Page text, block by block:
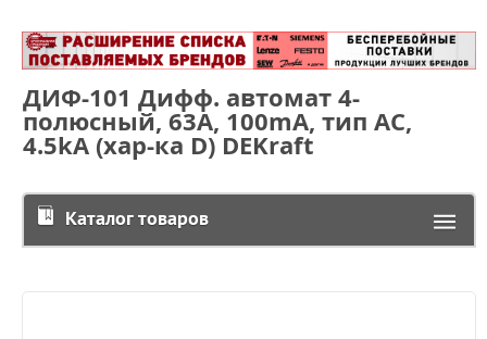
ДИФ-101 Дифф. автомат 4-
полюсный, 63А, 100mA, тип AC,
4.5kA (хар-ка D) DEKraft
Каталог товаров